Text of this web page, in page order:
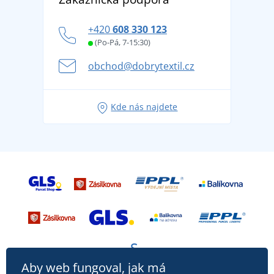
Věrnostní program BONTIS +
tradicí od roku 1976
Letní dobrodružství začíná balením aneb připravte
se na dovolenou bez starostí
+420608 330 123
(Po-Pá, 7-15:30)
obchod@dobrytextil.cz
Kde nás najdete
Aby web fungoval, jak má